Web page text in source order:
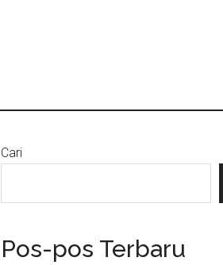
Primary
Cari
Pos-pos Terbaru